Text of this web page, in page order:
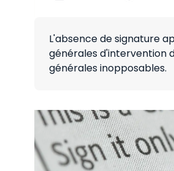
L'absence de signature
générales d'intervention
générales inopposables.